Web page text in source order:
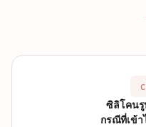
ซิลิโคนรู
กรณีที่เข้า